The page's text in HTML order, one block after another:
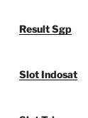
Result Sgp
Slot Indosat